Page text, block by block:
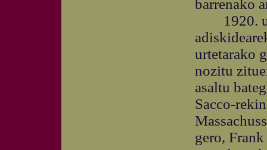
barrenako
1920.
urtetarako
nozitu
asaltu
Sacco-
gero,